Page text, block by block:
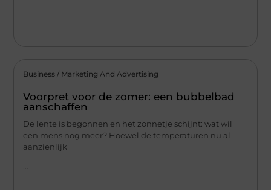
Business / Marketing And Advertising
Voorpret voor de zomer: een bubbelbad
aanschaffen
De lente is begonnen en het zonnetje schijnt: wat wil
een mens nog meer? Hoewel de temperaturen nu al
aanzienlijk